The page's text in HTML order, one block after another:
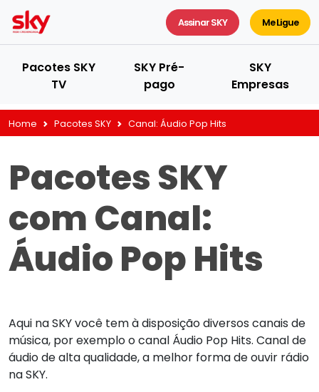
Assinar SKY Me Ligue
Pacotes SKY
TV
SKY Pré-
pago
SKY
Empresas
Home Pacotes SKY Canal: Áudio Pop Hits
Pacotes SKY
com Canal:
Áudio Pop Hits
Aqui na SKY você tem à disposição diversos canais de
música, por exemplo o canal Áudio Pop Hits. Canal de
áudio de alta qualidade, a melhor forma de ouvir rádio
na SKY.